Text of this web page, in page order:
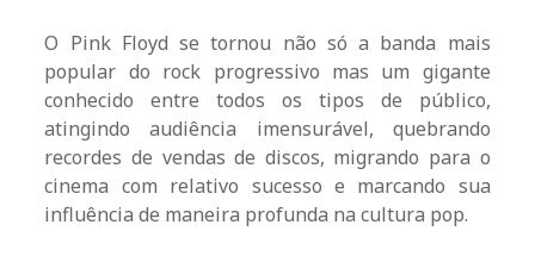
O Pink Floyd se tornou não só a banda mais
popular do rock progressivo mas um gigante
conhecido entre todos os tipos de público,
atingindo audiência imensurável, quebrando
recordes de vendas de discos, migrando para o
cinema com relativo sucesso e marcando sua
influência de maneira profunda na cultura pop.